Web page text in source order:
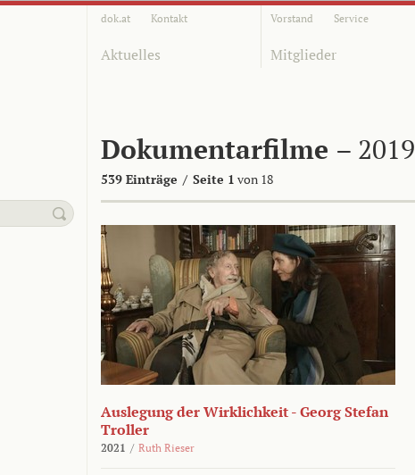
dok.at Kontakt Vorstand Service
Aktuelles Mitglieder
Dokumentarfilme – 2019
539 Einträge / Seite 1 von 18
Auslegung der Wirklichkeit - Georg Stefan
Troller
2021 / Ruth Rieser